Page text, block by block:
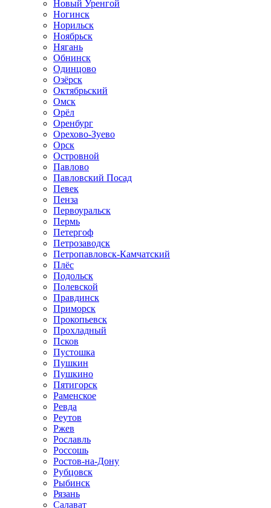
Новый Уренгой
Ногинск
Норильск
Ноябрьск
Нягань
Обнинск
Одинцово
Озёрск
Октябрьский
Омск
Орёл
Оренбург
Орехово-Зуево
Орск
Островной
Павлово
Павловский Посад
Певек
Пенза
Первоуральск
Пермь
Петергоф
Петрозаводск
Петропавловск-Камчатский
Плёс
Подольск
Полевской
Правдинск
Приморск
Прокопьевск
Прохладный
Псков
Пустошка
Пушкин
Пушкино
Пятигорск
Раменское
Ревда
Реутов
Ржев
Рославль
Россошь
Ростов-на-Дону
Рубцовск
Рыбинск
Рязань
Салават